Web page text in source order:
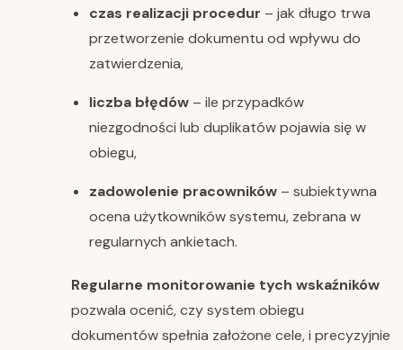
czas realizacji procedur – jak długo trwa
przetworzenie dokumentu od wpływu do
zatwierdzenia,
liczba błędów – ile przypadków
niezgodności lub duplikatów pojawia się w
obiegu,
zadowolenie pracowników – subiektywna
ocena użytkowników systemu, zebrana w
regularnych ankietach.
Regularne monitorowanie tych wskaźników
pozwala ocenić, czy system obiegu
dokumentów spełnia założone cele, i precyzyjnie